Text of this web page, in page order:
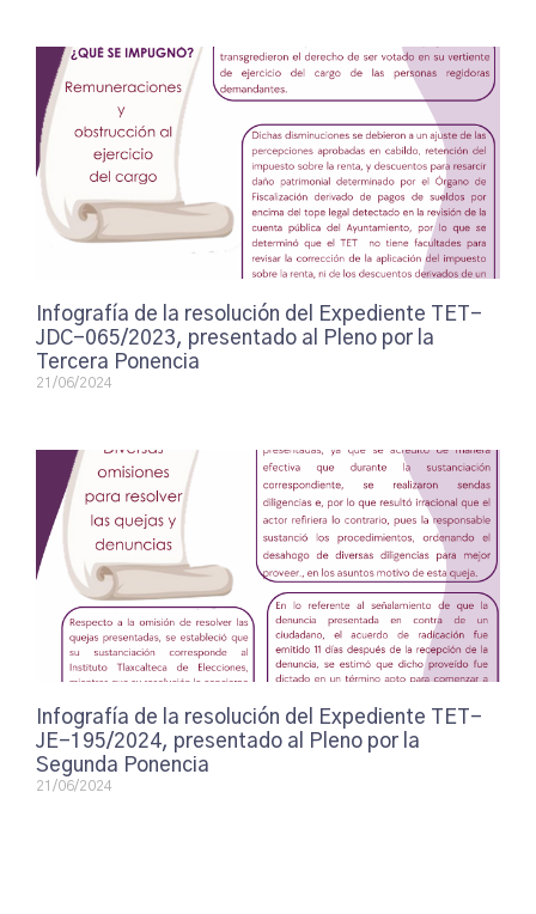
Infografía de la resolución del Expediente TET-
JDC-065/2023, presentado al Pleno por la
Tercera Ponencia
21/06/2024
Infografía de la resolución del Expediente TET-
JE-195/2024, presentado al Pleno por la
Segunda Ponencia
21/06/2024